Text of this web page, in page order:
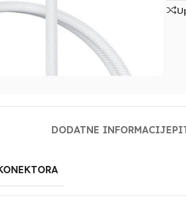
DODATNE INFORMACIJE